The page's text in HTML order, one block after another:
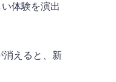
体験を演出
消えると、新